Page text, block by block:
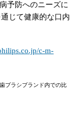
予防へのニーズに
通じて健康的な口内
c-m-
ブラシブランド内での比